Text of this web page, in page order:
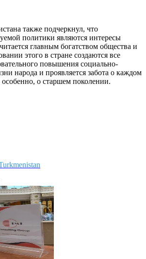
также подчеркнул, что
политики являются интересы
главным богатством общества и
этого в стране создаются все
повышения социально-
народа и проявляется забота о каждом
о старшем поколении.